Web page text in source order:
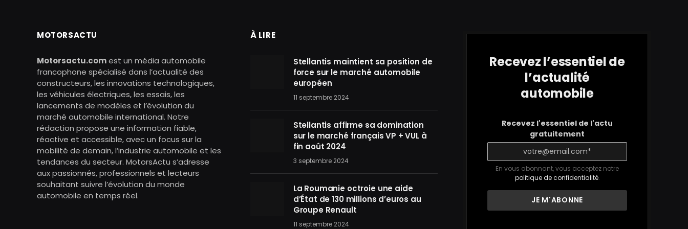
MOTORSACTU
Motorsactu.comest un média automobile
francophone spécialisé dans l’actualité des
constructeurs, les innovations technologiques,
les véhicules électriques, les essais, les
lancements de modèles et l’évolution du
marché automobile international. Notre
rédaction propose une information fiable,
réactive et accessible, avec un focus sur la
mobilité de demain, l’industrie automobile et les
tendances du secteur. MotorsActu s’adresse
aux passionnés, professionnels et lecteurs
souhaitant suivre l’évolution du monde
automobile en temps réel.
À LIRE
Stellantis maintient sa position de
force sur le marché automobile
européen
11 septembre 2024
Stellantis affirme sa domination
sur le marché français VP + VUL à
fin août 2024
3 septembre 2024
La Roumanie octroie une aide
d’État de 130 millions d’euros au
Groupe Renault
11 septembre 2024
Recevez l’essentiel de
l’actualité
automobile
Recevez l'essentiel de l'actu
gratuitement
En vous abonnant, vous acceptez notre
politique de confidentialité.